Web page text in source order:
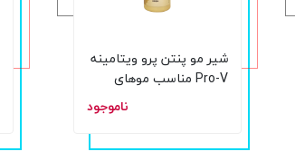
شیر مو پنتن پرو ویتامینه
Pro-V مناسب موهای
آسیب دیده حجم 300
ناموجود